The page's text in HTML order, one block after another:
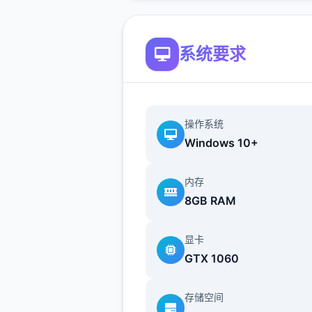
帮忙打铁、酒馆中当店个别二、
等。甚至还必须陪伴行程者边
怪？
在酒吧帮猫娘打工，同时一边
系统要求
操作系统
Windows 10+
内存
8GB RAM
显卡
GTX 1060
存储空间